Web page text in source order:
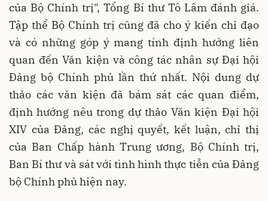
của Bộ Chính trị", Tổng Bí thư Tô Lâm đánh giá.
Tập thể Bộ Chính trị cũng đã cho ý kiến chỉ đạo
và có những góp ý mang tính định hướng liên
quan đến Văn kiện và công tác nhân sự Đại hội
Đảng bộ Chính phủ lần thứ nhất. Nội dung dự
thảo các văn kiện đã bám sát các quan điểm,
định hướng nêu trong dự thảo Văn kiện Đại hội
XIV của Đảng, các nghị quyết, kết luận, chỉ thị
của Ban Chấp hành Trung ương, Bộ Chính trị,
Ban Bí thư và sát với tình hình thực tiễn của Đảng
bộ Chính phủ hiện nay.